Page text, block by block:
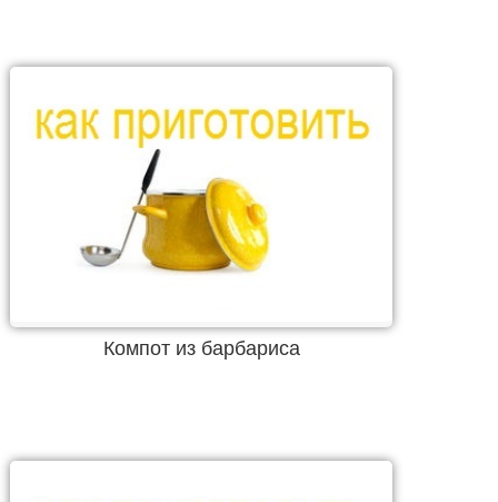
Компот из барбариса